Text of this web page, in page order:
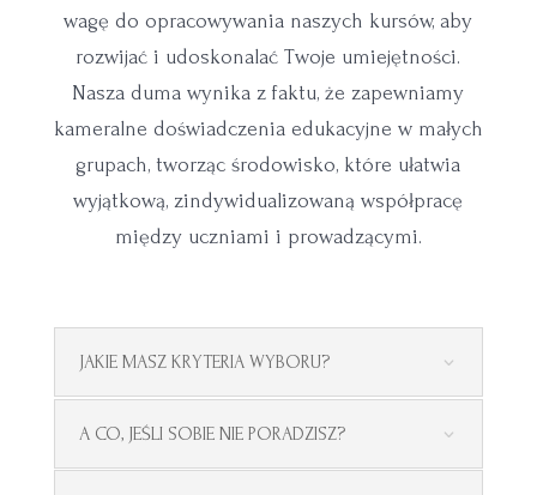
wagę do opracowywania naszych kursów, aby
rozwijać i udoskonalać Twoje umiejętności.
Nasza duma wynika z faktu, że zapewniamy
kameralne doświadczenia edukacyjne w małych
grupach, tworząc środowisko, które ułatwia
wyjątkową, zindywidualizowaną współpracę
między uczniami i prowadzącymi.
JAKIE MASZ KRYTERIA WYBORU?
A CO, JEŚLI SOBIE NIE PORADZISZ?